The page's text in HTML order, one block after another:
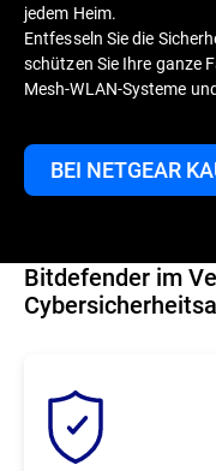
jedem Heim.
Entfesseln Sie die
schützen Sie Ihre ganze
Mesh-WLAN-Systeme
BEI NETGEAR
Bitdefender im